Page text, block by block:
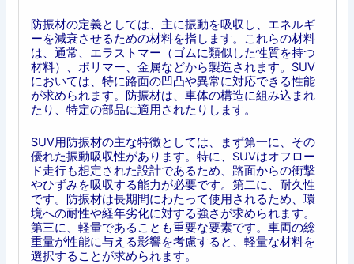
防振材の定義としては、主に振動を吸収し、エネルギ
ーを減衰させるための材料を指します。これらの材料
は、通常、エラストマー（ゴムに類似した性質を持つ
材料）、ポリマー、金属などから製造されます。SUV
においては、特に路面の凹凸や異常に対応できる性能
が求められます。防振材は、車体の構造に組み込まれ
たり、特定の部品に適用されたりします。
SUV用防振材の主な特徴としては、まず第一に、その
優れた振動吸収性があります。特に、SUVはオフロー
ド走行も想定された設計であるため、路面からの衝撃
やひずみを吸収する能力が必要です。第二に、耐久性
です。防振材は長期間にわたって使用されるため、環
境への耐性や経年劣化に対する強さが求められます。
第三に、軽量であることも重要な要素です。車両の総
重量が性能に与える影響を考慮すると、軽量な材料を
選択することが求められます。